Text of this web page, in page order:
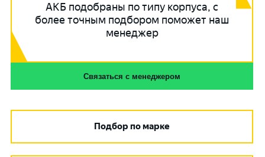
АКБ подобраны по типу корпуса, с
более точным подбором поможет наш
менеджер
Связаться с менеджером
Подбор по марке